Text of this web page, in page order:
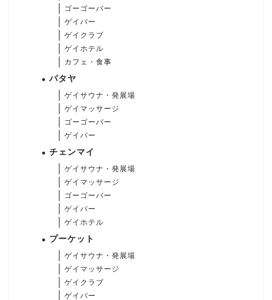
ゴーゴーバー
ゲイバー
ゲイクラブ
ゲイホテル
カフェ・食事
パタヤ
ゲイサウナ・発展場
ゲイマッサージ
ゴーゴーバー
ゲイバー
チェンマイ
ゲイサウナ・発展場
ゲイマッサージ
ゴーゴーバー
ゲイバー
ゲイホテル
プーケット
ゲイサウナ・発展場
ゲイマッサージ
ゲイクラブ
ゲイバー